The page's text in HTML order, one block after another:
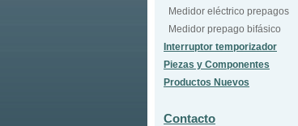
Medidor eléctrico prepagos
Medidor prepago bifásico
Interruptor temporizador
Piezas y Componentes
Productos Nuevos
Contacto